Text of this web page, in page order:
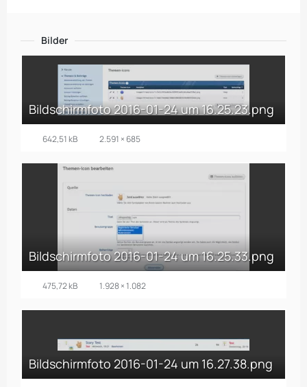
Bilder
Bildschirmfoto 2016-01-24 um 16.25.23.png
642,51 kB 2.591 × 685
Bildschirmfoto 2016-01-24 um 16.25.33.png
475,72 kB 1.928 × 1.082
Bildschirmfoto 2016-01-24 um 16.27.38.png